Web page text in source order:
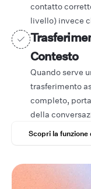
contatto
livello) invece
Contesto
Quando serve
trasferimento
completo,
della
Scopri la